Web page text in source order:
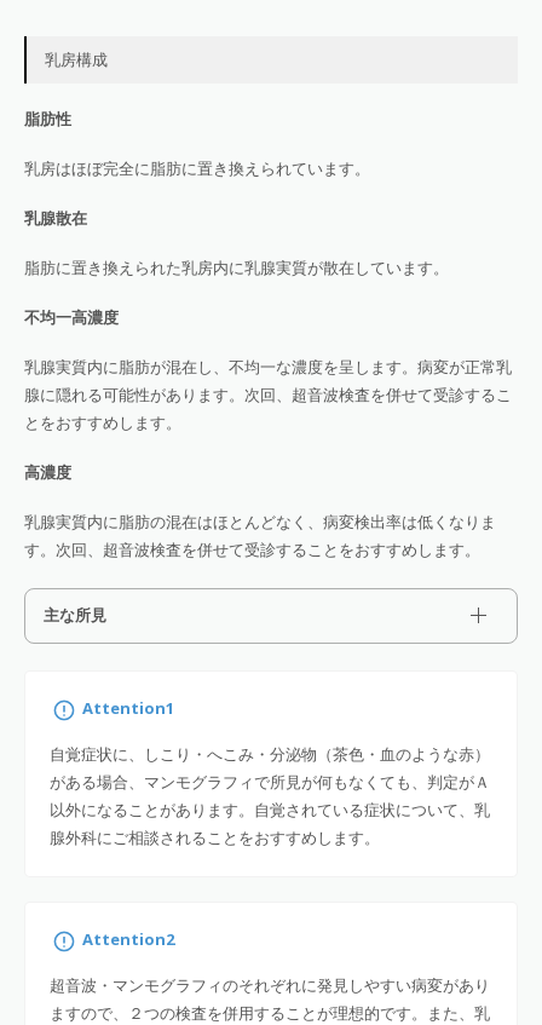
乳房構成
脂肪性
乳房はほぼ完全に脂肪に置き換えられています。
乳腺散在
脂肪に置き換えられた乳房内に乳腺実質が散在しています。
不均一高濃度
乳腺実質内に脂肪が混在し、不均一な濃度を呈します。病変が正常乳
腺に隠れる可能性があります。次回、超音波検査を併せて受診するこ
とをおすすめします。
高濃度
乳腺実質内に脂肪の混在はほとんどなく、病変検出率は低くなりま
す。次回、超音波検査を併せて受診することをおすすめします。
主な所見
Attention1
自覚症状に、しこり・へこみ・分泌物（茶色・血のような赤）
がある場合、マンモグラフィで所見が何もなくても、判定がＡ
以外になることがあります。自覚されている症状について、乳
腺外科にご相談されることをおすすめします。
Attention2
超音波・マンモグラフィのそれぞれに発見しやすい病変があり
ますので、２つの検査を併用することが理想的です。また、乳